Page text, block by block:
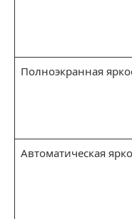
Полноэкранная
Автоматическая